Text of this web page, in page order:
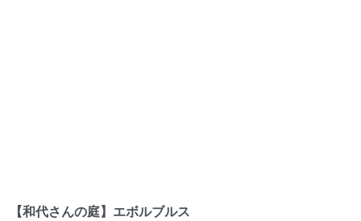
【和代さんの庭】エボルブルス